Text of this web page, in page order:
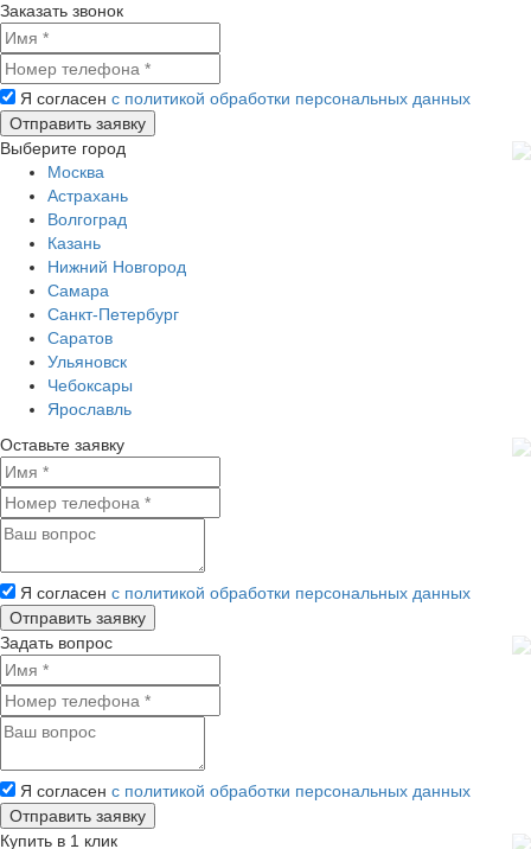
Заказать звонок
Я согласен с политикой обработки персональных данных
Выберите город
Москва
Астрахань
Волгоград
Казань
Нижний Новгород
Самара
Санкт-Петербург
Саратов
Ульяновск
Чебоксары
Ярославль
Оставьте заявку
Я согласен с политикой обработки персональных данных
Задать вопрос
Я согласен с политикой обработки персональных данных
Купить в 1 клик